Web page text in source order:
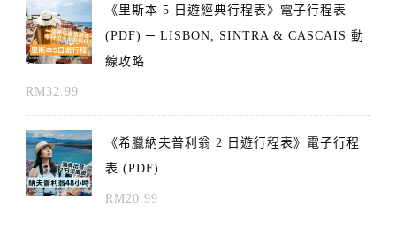
《里斯本 5 日遊經典行程表》電子行程表
(PDF) ─ LISBON, SINTRA & CASCAIS 動
線攻略
RM32.99
《希臘納夫普利翁 2 日遊行程表》電子行程
表 (PDF)
RM20.99